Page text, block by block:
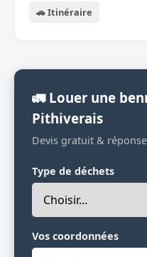
🚗 Itinéraire
🚛 Louer une
Pithiverais
Devis gratuit &
Type de déchets
Vos coordonnées